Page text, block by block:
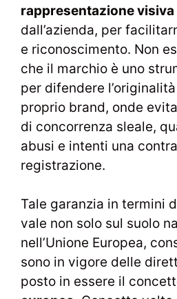
rappresentazione visiva
dall’azienda, per
e riconoscimento. Non
che il marchio è uno
per difendere
proprio brand, onde
di concorrenza sleale,
abusi e intenti una
registrazione.
Tale garanzia in termini
vale non solo sul suolo
nell’Unione Europea,
sono in vigore delle
posto in essere il